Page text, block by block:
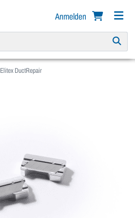
Anmelden
Elitex DuctRepair